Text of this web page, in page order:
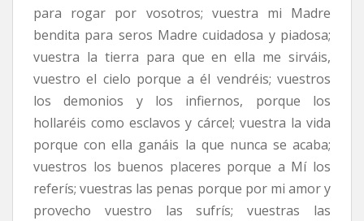
para rogar por vosotros; vuestra mi Madre
bendita para seros Madre cuidadosa y piadosa;
vuestra la tierra para que en ella me sirváis,
vuestro el cielo porque a él vendréis; vuestros
los demonios y los infiernos, porque los
hollaréis como esclavos y cárcel; vuestra la vida
porque con ella ganáis la que nunca se acaba;
vuestros los buenos placeres porque a Mí los
referís; vuestras las penas porque por mi amor y
provecho vuestro las sufrís; vuestras las